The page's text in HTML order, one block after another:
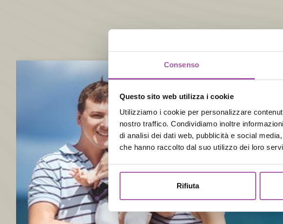
Consenso
Questo sito web utilizza i cookie
Utilizziamo i cookie per personalizzare
nostro traffico. Condividiamo inoltre
di analisi dei dati web, pubblicità e social
che hanno raccolto dal suo utilizzo dei loro
Rifiuta